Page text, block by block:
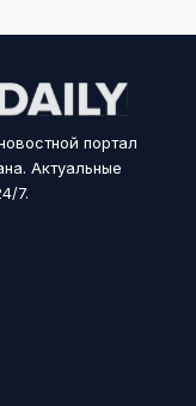
портал
Актуальные
7.